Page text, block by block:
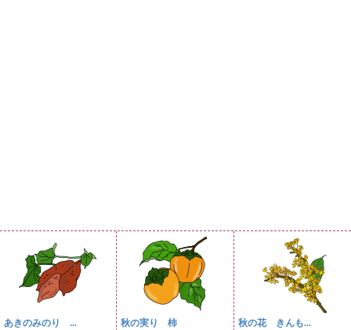
あきのみのり ... 秋の実り 柿 秋の花 きんも...